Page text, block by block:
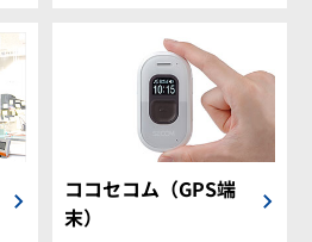
ココセコム（GPS端
末）